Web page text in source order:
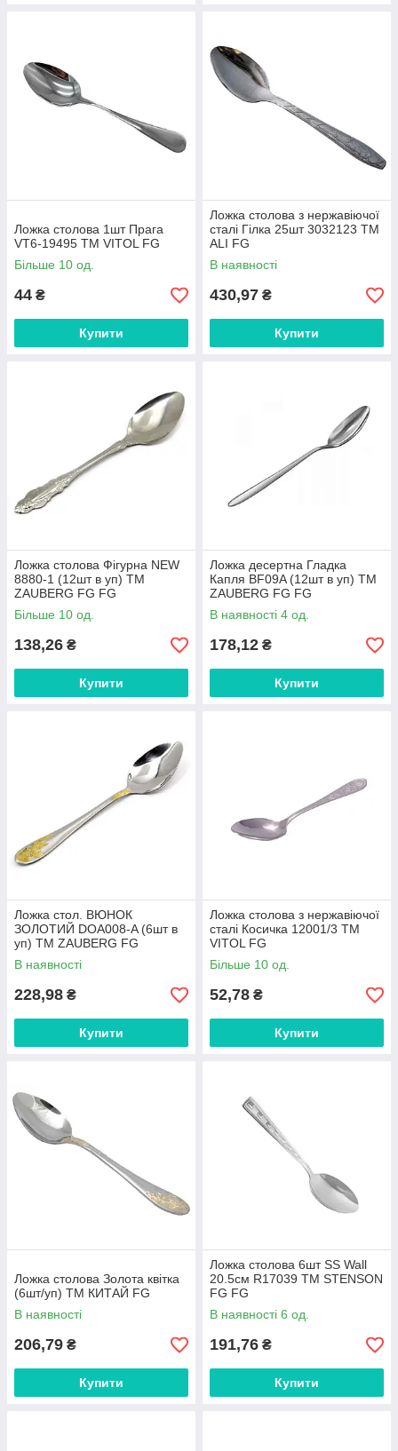
Ложка столова 1шт Прага
VT6-19495 ТМ VITOL FG
Більше 10 од.
44 ₴
Купити
Ложка столова з нержавіючої
сталі Гілка 25шт 3032123 ТМ
ALI FG
В наявності
430,97 ₴
Купити
Ложка столова Фігурна NEW
8880-1 (12шт в уп) ТМ
ZAUBERG FG FG
Більше 10 од.
138,26 ₴
Купити
Ложка десертна Гладка
Капля BF09A (12шт в уп) ТМ
ZAUBERG FG FG
В наявності 4 од.
178,12 ₴
Купити
Ложка стол. ВЮНОК
ЗОЛОТИЙ DOA008-A (6шт в
уп) ТМ ZAUBERG FG
В наявності
228,98 ₴
Купити
Ложка столова з нержавіючої
сталі Косичка 12001/3 ТМ
VITOL FG
Більше 10 од.
52,78 ₴
Купити
Ложка столова Золота квітка
(6шт/уп) ТМ КИТАЙ FG
В наявності
206,79 ₴
Купити
Ложка столова 6шт SS Wall
20.5см R17039 ТМ STENSON
FG FG
В наявності 6 од.
191,76 ₴
Купити